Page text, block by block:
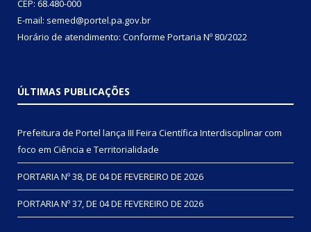
CEP: 68.480-000
E-mail: semed@portel.pa.gov.br
Horário de atendimento: Conforme Portaria Nº 80/2022
ÚLTIMAS PUBLICAÇÕES
Prefeitura de Portel lança III Feira Científica Interdisciplinar com
foco em Ciência e Territorialidade
PORTARIA Nº 38, DE 04 DE FEVEREIRO DE 2026
PORTARIA Nº 37, DE 04 DE FEVEREIRO DE 2026